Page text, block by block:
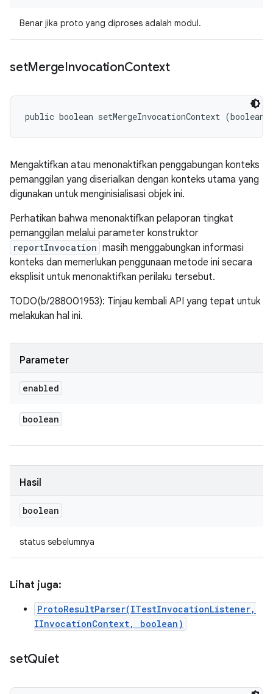
Benar jika proto yang diproses adalah modul.
setMergeInvocationContext
public boolean setMergeInvocationContext (boolean
Mengaktifkan atau menonaktifkan penggabungan konteks
pemanggilan yang diserialkan dengan konteks utama yang
digunakan untuk menginisialisasi objek ini.
Perhatikan bahwa menonaktifkan pelaporan tingkat
pemanggilan melalui parameter konstruktor
reportInvocation masih menggabungkan informasi
konteks dan memerlukan penggunaan metode ini secara
eksplisit untuk menonaktifkan perilaku tersebut.
TODO(b/288001953): Tinjau kembali API yang tepat untuk
melakukan hal ini.
Parameter
enabled
boolean
Hasil
boolean
status sebelumnya
Lihat juga:
ProtoResultParser(ITestInvocationListener,
IInvocationContext, boolean)
setQuiet